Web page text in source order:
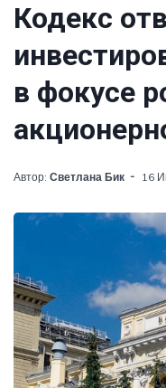
Кодекс
в фокусе
Автор: Светлана Бик 16